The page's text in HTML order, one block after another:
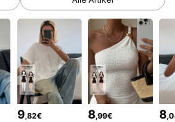
9,82€ 8,99€ 8